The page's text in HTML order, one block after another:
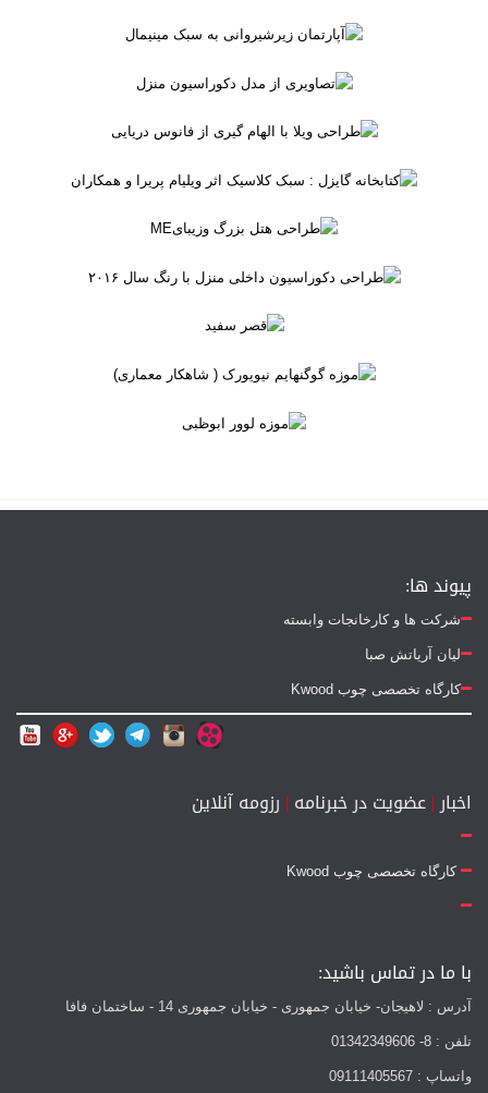
پیوند ها:
شرکت ها و کارخانجات وابسته
لیان آریاتش صبا
کارگاه تخصصی چوب Kwood
اخبار|عضویت در خبرنامه | رزومه آنلاین
کارگاه تخصصی چوب Kwood
با ما در تماس باشید:
آدرس : لاهیجان- خیابان جمهوری - خیابان جمهوری 14 - ساختمان فافا
تلفن : 8- 01342349606
واتساپ : 09111405567